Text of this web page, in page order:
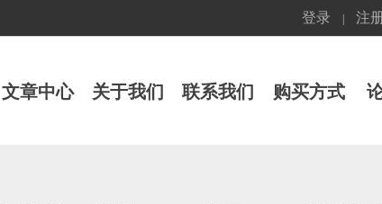
登录 注
文章中心 关于我们 联系我们 购买方式